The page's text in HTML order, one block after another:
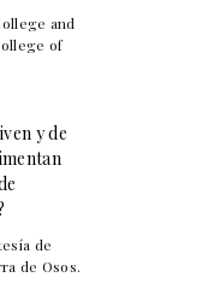
and
of
y de
de
de Osos.